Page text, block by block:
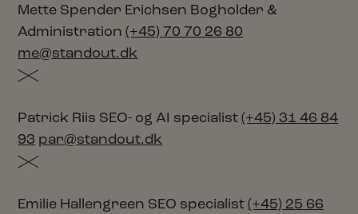
Mette Spender Erichsen Bogholder &
Administration (+45) 70 70 26 80
me@standout.dk
Patrick Riis SEO- og AI specialist(+45) 31 46 84
93 par@standout.dk
Emilie Hallengreen SEO specialist(+45) 25 66